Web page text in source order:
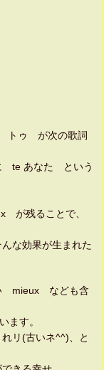
トゥ が次の歌詞
te あなた という
が残ることで、
な効果が生まれた
mieux なども含
ます。
リ(古いネ^^)、と